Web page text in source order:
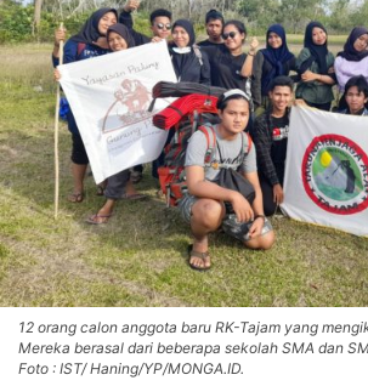
12 orang calon anggota baru RK-Tajam yang
Mereka berasal dari beberapa sekolah SMA dan
Foto : IST/ Haning/YP/MONGA.ID.